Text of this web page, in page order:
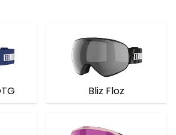
Bliz Floz